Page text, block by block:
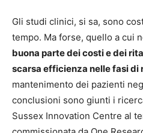
Gli studi clinici, si sa, sono
tempo. Ma forse, quello a cui
buona parte dei costi e dei
scarsa efficienza nelle fasi di
mantenimento dei pazienti
conclusioni sono giunti i
Sussex Innovation Centre al